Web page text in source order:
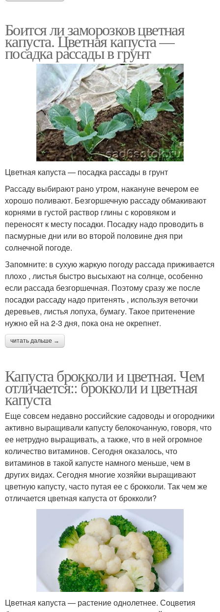
Боится ли заморозков цветная
капуста. Цветная капуста —
посадка рассады в грунт
Цветная капуста — посадка рассады в грунт
Рассаду выбирают рано утром, накануне вечером ее
хорошо поливают. Безгоршечную рассаду обмакивают
корнями в густой раствор глины с коровяком и
переносят к месту посадки. Посадку надо проводить в
пасмурные дни или во второй половине дня при
солнечной погоде.
Запомните: в сухую жаркую погоду рассада приживается
плохо , листья быстро высыхают на солнце, особенно
если рассада безгоршечная. Поэтому сразу же после
посадки рассаду надо притенять , используя веточки
деревьев, листья лопуха, бумагу. Такое притенение
нужно ей на 2-3 дня, пока она не окрепнет.
читать дальше →
Капуста брокколи и цветная. Чем
отличается:: брокколи и цветная
капуста
Еще совсем недавно российские садоводы и огородники
активно выращивали капусту белокочанную, говоря, что
ее нетрудно выращивать, а также, что в ней огромное
количество витаминов. Сегодня оказалось, что
витаминов в такой капусте намного меньше, чем в
других видах. Сегодня многие хозяйки выращивают
цветную капусту, часто путая ее с брокколи. Так чем же
отличается цветная капуста от брокколи?
Цветная капуста — растение однолетнее. Соцветия